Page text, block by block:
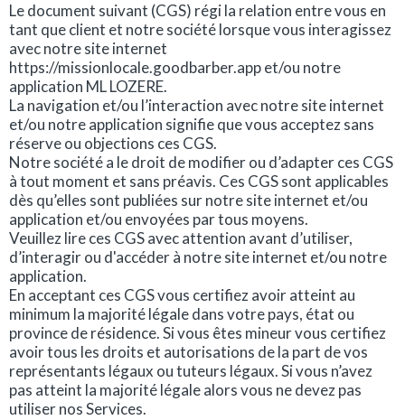
Le document suivant (CGS) régi la relation entre vous en
tant que client et notre société lorsque vous interagissez
avec notre site internet
https://missionlocale.goodbarber.app et/ou notre
application ML LOZERE.
La navigation et/ou l’interaction avec notre site internet
et/ou notre application signifie que vous acceptez sans
réserve ou objections ces CGS.
Notre société a le droit de modifier ou d’adapter ces CGS
à tout moment et sans préavis. Ces CGS sont applicables
dès qu’elles sont publiées sur notre site internet et/ou
application et/ou envoyées par tous moyens.
Veuillez lire ces CGS avec attention avant d’utiliser,
d’interagir ou d'accéder à notre site internet et/ou notre
application.
En acceptant ces CGS vous certifiez avoir atteint au
minimum la majorité légale dans votre pays, état ou
province de résidence. Si vous êtes mineur vous certifiez
avoir tous les droits et autorisations de la part de vos
représentants légaux ou tuteurs légaux. Si vous n’avez
pas atteint la majorité légale alors vous ne devez pas
utiliser nos Services.